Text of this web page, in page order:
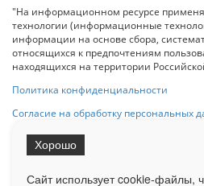
"На информационном ресурсе
технологии (информационные
информации на основе сбора,
относящихся к предпочтениям
находящихся на территории
Политика конфиденциальности
Согласие на обработку персональных
на Сетевое издание «ОрелТаймс»
Сайт использует cookie-файлы,
Хорошо